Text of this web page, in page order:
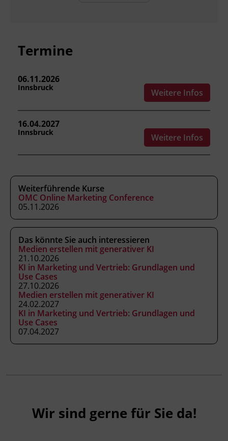
Nach Abschluss des Kurses können die
Teilnehmenden:
Anwendungsfelder von LLMs im
Marketing und Vertrieb vertieft
analysieren.
mit spezifischen Prompts Website-Texte,
Social-Media-Postings und Sales-E-Mails
durchführen und die Ergebnisse
auswerten.
einfache Automatisierungen mit LLMs
aufbauen und rechtliche
Kursformat
Präsenzunterricht
Leitung
Fachtrainer_in
Kursbesuchsbestätigung
Hinweis
Dieser Kurs ist Teil des KI Campus des BFI
Termine
06.11.2026
Innsbruck Weitere Infos
16.04.2027
Innsbruck Weitere Infos
Weiterführende Kurse
OMC Online Marketing Conference
05.11.2026
Das könnte Sie auch interessieren
Medien erstellen mit generativer KI
21.10.2026
KI in Marketing und Vertrieb: Grundlagen und
Use Cases
27.10.2026
Medien erstellen mit generativer KI
24.02.2027
KI in Marketing und Vertrieb: Grundlagen und
Use Cases
07.04.2027
Wir sind gerne für Sie da!